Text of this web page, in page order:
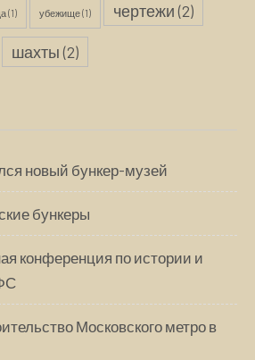
(1) убежище(1) чертежи(2)
шахты(2)
новый бункер-музей
бункеры
конференция по истории и
Московского метро в